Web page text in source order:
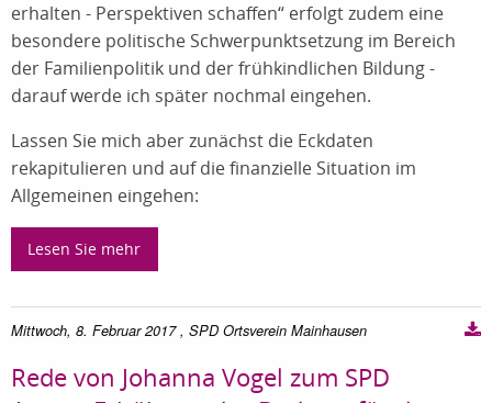
erhalten - Perspektiven schaffen“ erfolgt zudem eine
besondere politische Schwerpunktsetzung im Bereich
der Familienpolitik und der frühkindlichen Bildung -
darauf werde ich später nochmal eingehen.
Lassen Sie mich aber zunächst die Eckdaten
rekapitulieren und auf die finanzielle Situation im
Allgemeinen eingehen:
Lesen Sie mehr
Mittwoch, 8. Februar 2017 , SPD Ortsverein Mainhausen
Rede von Johanna Vogel zum SPD